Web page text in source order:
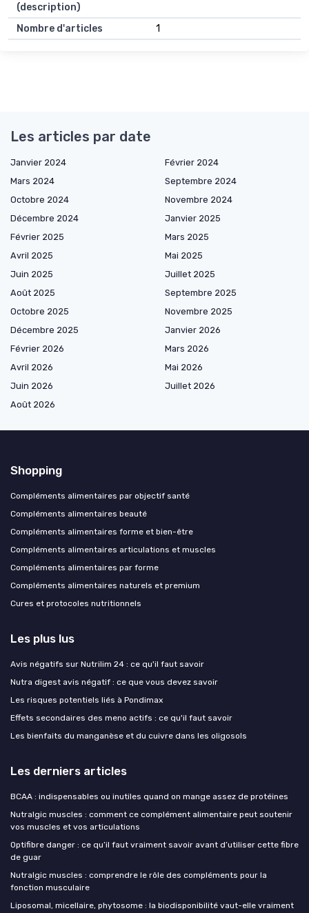
(description)
Nombre d'articles 1
Les articles par date
Janvier 2024
Février 2024
Mars 2024
Septembre 2024
Octobre 2024
Novembre 2024
Décembre 2024
Janvier 2025
Février 2025
Mars 2025
Avril 2025
Mai 2025
Juin 2025
Juillet 2025
Août 2025
Septembre 2025
Octobre 2025
Novembre 2025
Décembre 2025
Janvier 2026
Février 2026
Mars 2026
Avril 2026
Mai 2026
Juin 2026
Juillet 2026
Août 2026
Shopping
Compléments alimentaires par objectif santé
Compléments alimentaires beauté
Compléments alimentaires forme et bien-être
Compléments alimentaires articulations et muscles
Compléments alimentaires par forme
Compléments alimentaires naturels et premium
Cures et protocoles nutritionnels
Les plus lus
Avis négatifs sur Nutrilim 24 : ce qu'il faut savoir
Nutra digest avis négatif : ce que vous devez savoir
Les risques potentiels liés à Pondimax
Effets secondaires des meno actifs : ce qu'il faut savoir
Les bienfaits du manganèse et du cuivre dans les oligosols
Les derniers articles
BCAA : indispensables ou inutiles quand on mange assez de protéines
Nutralgic muscles : comment ce complément alimentaire peut soutenir
vos muscles et vos articulations
Optifibre danger : ce qu’il faut vraiment savoir avant d’utiliser cette fibre
de guar
Nutralgic muscles : comprendre le rôle des compléments pour la
fonction musculaire
Liposomal, micellaire, phytosome : la biodisponibilité vaut-elle vraiment